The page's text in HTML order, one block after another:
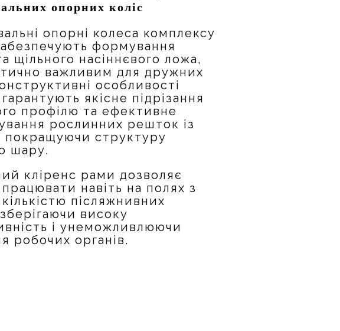
опорних коліс
опорні колеса комплексу
формування
щільного насіннєвого ложа,
важливим для дружних
особливості
якісне підрізання
профілю та ефективне
рослинних решток із
покращуючи структуру
шару.
кліренс рами дозволяє
працювати навіть на полях з
післяжнивних
високу
і унеможливлюючи
робочих органів.